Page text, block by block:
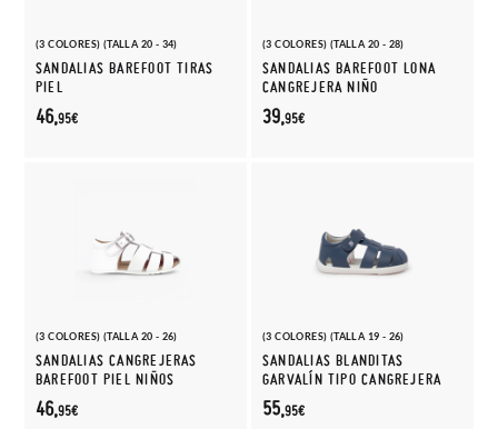
(3 COLORES) (TALLA 20 - 34)
SANDALIAS BAREFOOT TIRAS
PIEL
46,95€
(3 COLORES) (TALLA 20 - 28)
SANDALIAS BAREFOOT LONA
CANGREJERA NIÑO
39,95€
(3 COLORES) (TALLA 20 - 26)
SANDALIAS CANGREJERAS
BAREFOOT PIEL NIÑOS
46,95€
(3 COLORES) (TALLA 19 - 26)
SANDALIAS BLANDITAS
GARVALÍN TIPO CANGREJERA
55,95€